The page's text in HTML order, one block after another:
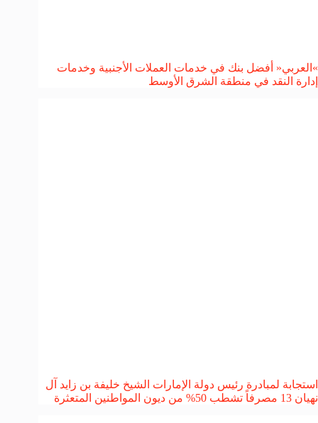
»العربي« أفضل بنك في خدمات العملات الأجنبية وخدمات
إدارة النقد في منطقة الشرق الأوسط
استجابة لمبادرة رئيس دولة الإمارات الشيخ خليفة بن زايد آل
نهيان 13 مصرفاً تشطب 50% من ديون المواطنين المتعثرة